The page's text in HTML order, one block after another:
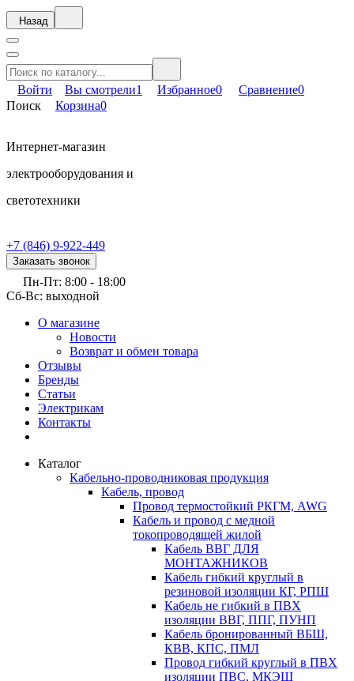
Назад
Войти Вы смотрели1 Избранное0 Сравнение0
Поиск
Корзина0
Интернет-магазин
электрооборудования и
светотехники
+7 (846) 9-922-449
Заказать звонок
Пн-Пт: 8:00 - 18:00
Сб-Вс: выходной
О магазине
Новости
Возврат и обмен товара
Отзывы
Бренды
Статьи
Электрикам
Контакты
Каталог
Кабельно-проводниковая продукция
Кабель, провод
Провод термостойкий РКГМ, AWG
Кабель и провод с медной
токопроводящей жилой
Кабель ВВГ ДЛЯ
МОНТАЖНИКОВ
Кабель гибкий круглый в
резиновой изоляции КГ, РПШ
Кабель не гибкий в ПВХ
изоляции ВВГ, ППГ, ПУНП
Кабель бронированный ВБШ,
КВВ, КПС, ПМЛ
Провод гибкий круглый в ПВХ
изоляции ПВС, МКЭШ